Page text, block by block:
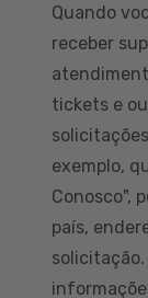
Quando
receber
tickets e
exemplo,
Conosco",
país,